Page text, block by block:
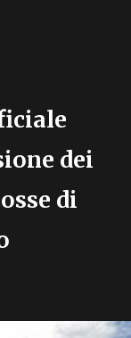
dei
di